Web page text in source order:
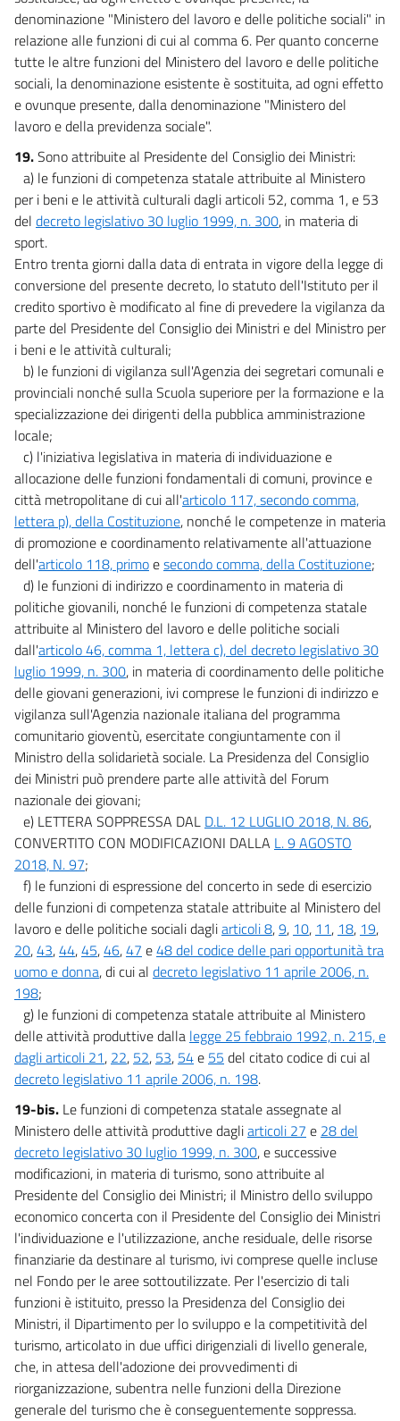
denominazione "Ministero del lavoro e delle politiche sociali" in
relazione alle funzioni di cui al comma 6. Per quanto concerne
tutte le altre funzioni del Ministero del lavoro e delle politiche
sociali, la denominazione esistente è sostituita, ad ogni effetto
e ovunque presente, dalla denominazione "Ministero del
lavoro e della previdenza sociale".
19.Sono attribuite al Presidente del Consiglio dei Ministri:
a) le funzioni di competenza statale attribuite al Ministero
per i beni e le attività culturali dagli articoli 52, comma 1, e 53
del decreto legislativo 30 luglio 1999, n. 300, in materia di
sport.
Entro trenta giorni dalla data di entrata in vigore della legge di
conversione del presente decreto, lo statuto dell'Istituto per il
credito sportivo è modificato al fine di prevedere la vigilanza da
parte del Presidente del Consiglio dei Ministri e del Ministro per
i beni e le attività culturali;
b) le funzioni di vigilanza sull'Agenzia dei segretari comunali e
provinciali nonché sulla Scuola superiore per la formazione e la
specializzazione dei dirigenti della pubblica amministrazione
locale;
c) l'iniziativa legislativa in materia di individuazione e
allocazione delle funzioni fondamentali di comuni, province e
città metropolitane di cui all'articolo 117, secondo comma,
lettera p), della Costituzione, nonché le competenze in materia
di promozione e coordinamento relativamente all'attuazione
dell'articolo 118, primoesecondo comma, della Costituzione;
d) le funzioni di indirizzo e coordinamento in materia di
politiche giovanili, nonché le funzioni di competenza statale
attribuite al Ministero del lavoro e delle politiche sociali
dall'articolo 46, comma 1, lettera c), del decreto legislativo 30
luglio 1999, n. 300, in materia di coordinamento delle politiche
delle giovani generazioni, ivi comprese le funzioni di indirizzo e
vigilanza sull'Agenzia nazionale italiana del programma
comunitario gioventù, esercitate congiuntamente con il
Ministro della solidarietà sociale. La Presidenza del Consiglio
dei Ministri può prendere parte alle attività del Forum
nazionale dei giovani;
e) LETTERA SOPPRESSA DAL D.L. 12 LUGLIO 2018, N. 86,
CONVERTITO CON MODIFICAZIONI DALLA L. 9 AGOSTO
2018, N. 97;
f) le funzioni di espressione del concerto in sede di esercizio
delle funzioni di competenza statale attribuite al Ministero del
lavoro e delle politiche sociali dagliarticoli 8,9, 10, 11, 18, 19,
20,43,44,45,46,47 e48 del codice delle pari opportunità tra
uomo e donna, di cui al decreto legislativo 11 aprile 2006, n.
198;
g) le funzioni di competenza statale attribuite al Ministero
delle attività produttive dalla legge 25 febbraio 1992, n. 215, e
dagli articoli 21, 22, 52, 53, 54e 55 del citato codice di cui al
decreto legislativo 11 aprile 2006, n. 198.
19-bis. Le funzioni di competenza statale assegnate al
Ministero delle attività produttive dagliarticoli 27 e 28 del
decreto legislativo 30 luglio 1999, n. 300, e successive
modificazioni, in materia di turismo, sono attribuite al
Presidente del Consiglio dei Ministri; il Ministro dello sviluppo
economico concerta con il Presidente del Consiglio dei Ministri
l'individuazione e l'utilizzazione, anche residuale, delle risorse
finanziarie da destinare al turismo, ivi comprese quelle incluse
nel Fondo per le aree sottoutilizzate. Per l'esercizio di tali
funzioni è istituito, presso la Presidenza del Consiglio dei
Ministri, il Dipartimento per lo sviluppo e la competitività del
turismo, articolato in due uffici dirigenziali di livello generale,
che, in attesa dell'adozione dei provvedimenti di
riorganizzazione, subentra nelle funzioni della Direzione
generale del turismo che è conseguentemente soppressa.